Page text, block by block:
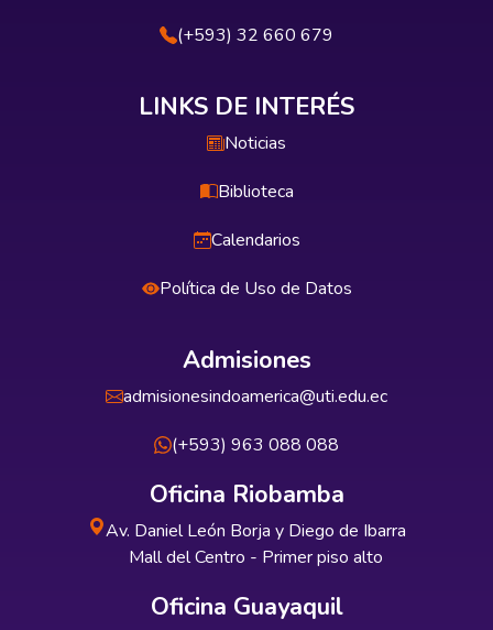
(+593) 32 660 679
LINKS DE INTERÉS
Noticias
Biblioteca
Calendarios
Política de Uso de Datos
Admisiones
admisionesindoamerica@uti.edu.ec
(+593) 963 088 088
Oficina Riobamba
Av. Daniel León Borja y Diego de Ibarra
Mall del Centro - Primer piso alto
Oficina Guayaquil